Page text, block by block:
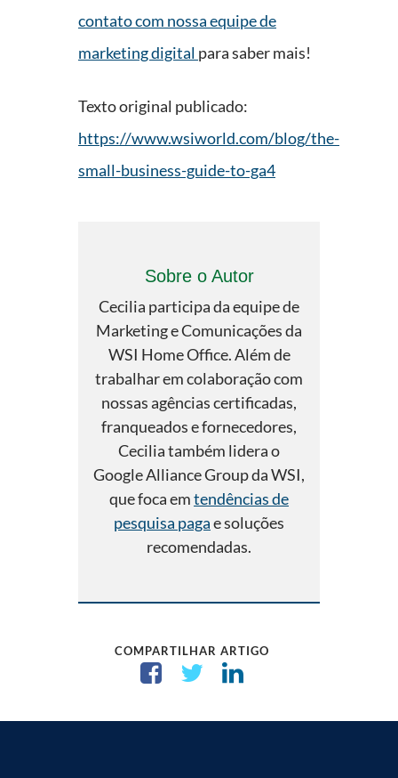
contato com nossa equipe de
marketing digital para saber mais!
Texto original publicado:
https://www.wsiworld.com/blog/the-
small-business-guide-to-ga4
Sobre o Autor
Cecilia participa da equipe de
Marketing e Comunicações da
WSI Home Office. Além de
trabalhar em colaboração com
nossas agências certificadas,
franqueados e fornecedores,
Cecilia também lidera o
Google Alliance Group da WSI,
que foca emtendências de
pesquisa pagae soluções
recomendadas.
COMPARTILHAR ARTIGO